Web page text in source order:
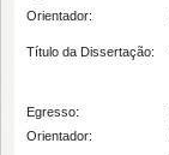
Orientador:
Título da Dissertação:
Egresso:
Orientador: